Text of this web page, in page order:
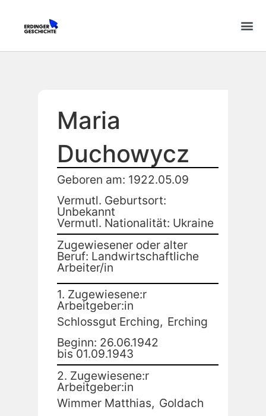
Maria
Duchowycz
Geboren am: 1922.05.09
Vermutl. Geburtsort:
Unbekannt
Vermutl. Nationalität: Ukraine
Zugewiesener oder alter
Beruf: Landwirtschaftliche
Arbeiter/in
1. Zugewiesene:r
Arbeitgeber:in
Schlossgut Erching, Erching
Beginn: 26.06.1942
bis 01.09.1943
2. Zugewiesene:r
Arbeitgeber:in
Wimmer Matthias, Goldach